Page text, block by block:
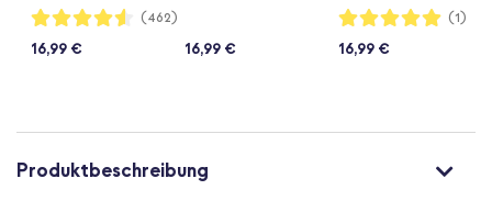
Versa Lite - Rose
Bewertung:
91%
(462)
16,99 € 16,99 €
Versa Lite - Größe S
Bewertung:
100%
(1)
16,99 €
Produktbeschreibung